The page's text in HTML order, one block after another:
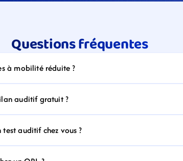
Questions fréquentes
à mobilité réduite ?
auditif gratuit ?
auditif chez vous ?